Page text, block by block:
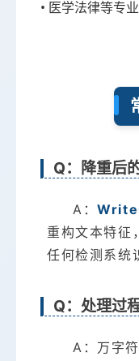
• 医学法律等专
Q：降重后
A：
重构文本特征
任何检测系统
Q：处理过
A：万字